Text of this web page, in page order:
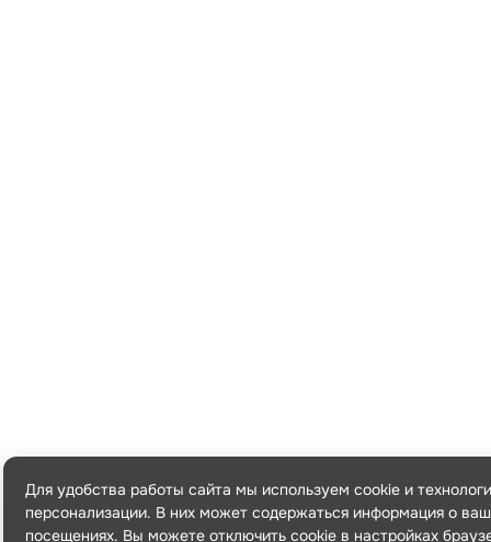
Для удобства работы сайта мы используем cookie и
персонализации. В них может содержаться информация о
посещениях. Вы можете отключить cookie в настройках